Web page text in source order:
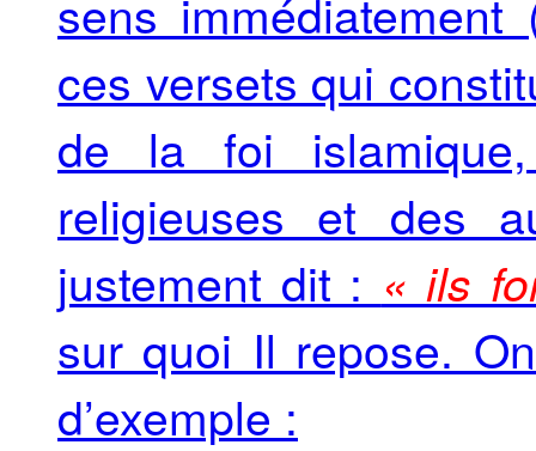
sens
ces versets qui
de la foi
religieuses et des
justement dit : « ils
sur quoi Il repose.
d’exemple :